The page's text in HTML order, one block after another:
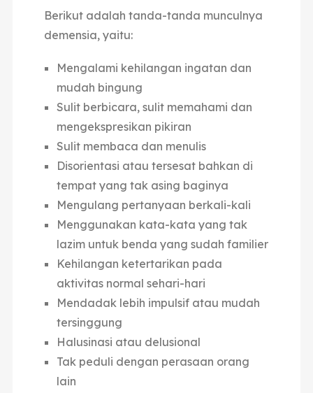
Berikut adalah tanda-tanda munculnya
demensia, yaitu:
Mengalami kehilangan ingatan dan
mudah bingung
Sulit berbicara, sulit memahami dan
mengekspresikan pikiran
Sulit membaca dan menulis
Disorientasi atau tersesat bahkan di
tempat yang tak asing baginya
Mengulang pertanyaan berkali-kali
Menggunakan kata-kata yang tak
lazim untuk benda yang sudah familier
Kehilangan ketertarikan pada
aktivitas normal sehari-hari
Mendadak lebih impulsif atau mudah
tersinggung
Halusinasi atau delusional
Tak peduli dengan perasaan orang
lain